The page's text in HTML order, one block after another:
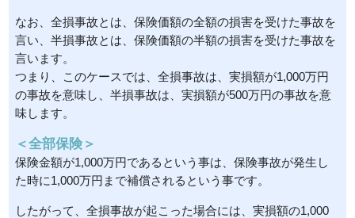
なお、全損事故とは、保険価額の全額の損害を受けた事故を
言い、半損事故とは、保険価額の半額の損害を受けた事故を
言います。
つまり、このケースでは、全損事故は、実損額が1,000万円
の事故を意味し、半損事故は、実損額が500万円の事故を意
味します。
＜全部保険＞
保険金額が1,000万円であるという事は、保険事故が発生し
た時に1,000万円まで補償されるという事です。
したがって、全損事故が起こった場合には、実損額の1,000